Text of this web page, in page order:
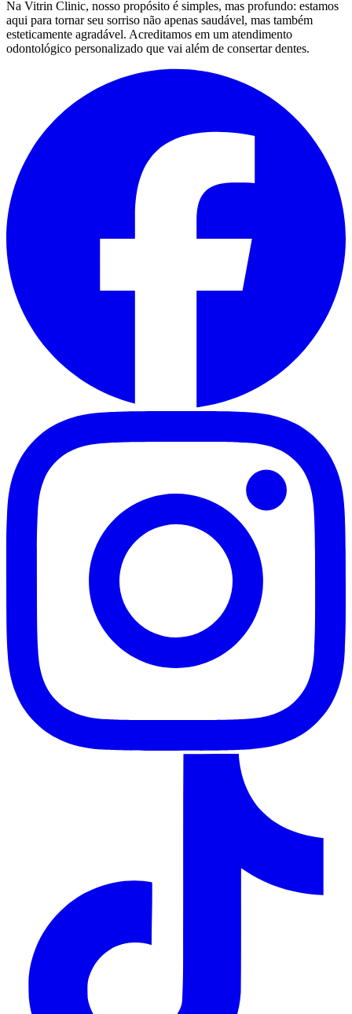
Na Vitrin Clinic, nosso propósito é simples, mas profundo: estamos
aqui para tornar seu sorriso não apenas saudável, mas também
esteticamente agradável. Acreditamos em um atendimento
odontológico personalizado que vai além de consertar dentes.